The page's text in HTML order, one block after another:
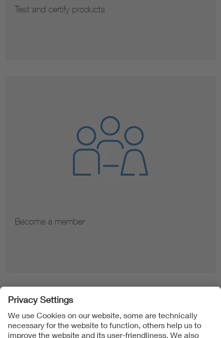
Test and certify products
Become a member
Folgen Sie uns